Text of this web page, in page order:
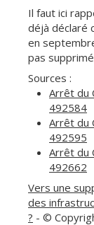
Il faut ici
déjà déclaré
en
pas
Sources :
Arrêt du
492584
Arrêt du
492595
Arrêt du
492662
Vers une
des
? - ©